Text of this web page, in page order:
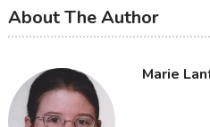
About The Author
Marie